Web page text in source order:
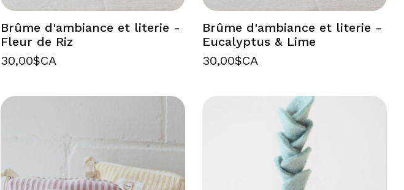
Brûme d'ambiance et literie -
Fleur de Riz
30,00$CA
Brûme d'ambiance et literie -
Eucalyptus & Lime
30,00$CA